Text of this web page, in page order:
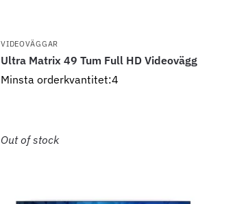
VIDEOVÄGGAR
Ultra Matrix 49 Tum Full HD Videovägg
Minsta orderkvantitet:4
Out of stock